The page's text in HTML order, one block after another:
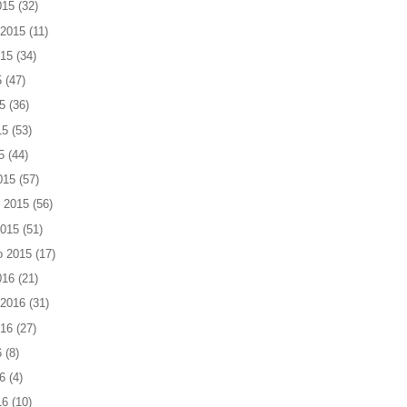
(32)
(11)
(34)
(47)
(36)
(53)
(44)
(57)
2015 (56)
(51)
2015 (17)
(21)
(31)
(27)
(8)
(4)
(10)